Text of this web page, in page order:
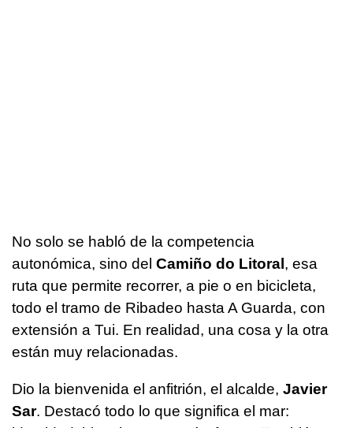
No solo se habló de la competencia
autonómica, sino del Camiño do Litoral , esa
ruta que permite recorrer, a pie o en bicicleta,
todo el tramo de Ribadeo hasta A Guarda, con
extensión a Tui. En realidad, una cosa y la otra
están muy relacionadas.
Dio la bienvenida el anfitrión, el alcalde, Javier
Sar. Destacó todo lo que significa el mar: